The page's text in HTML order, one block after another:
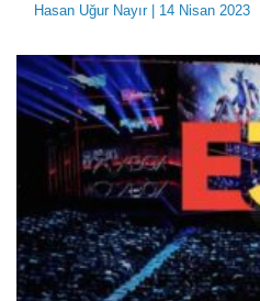
Hasan Uğur Nayır| 14 Nisan 2023